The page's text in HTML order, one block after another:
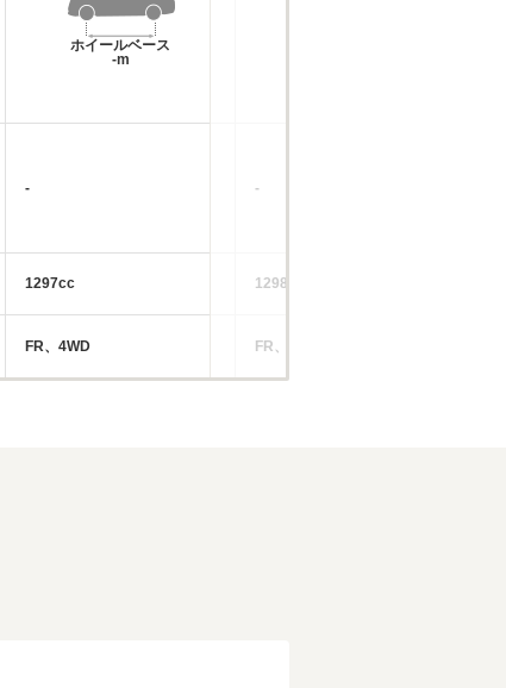
ホイールベース
-m
-
1297cc
FR、4WD
-
1298cc
FR、4WD